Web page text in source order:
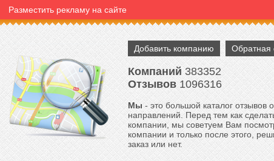
Разместить рекламу на сайте
Добавить компанию Обратная
Компаний383352
Отзывов1096316
Мы- это большой каталог отзывов
направлений. Перед тем как
компании, мы советуем Вам
компании и только после этого,
заказ или нет.